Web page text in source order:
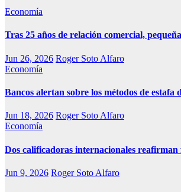
Economía
Tras 25 años de relación comercial,
Jun 26, 2026 Roger Soto Alfaro
Economía
Bancos alertan sobre los métodos de
Jun 18, 2026 Roger Soto Alfaro
Economía
Dos calificadoras internacionales
Jun 9, 2026 Roger Soto Alfaro